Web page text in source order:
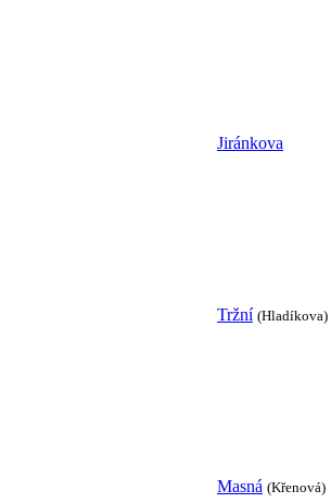
Jiránkova
Tržní (Hladíkova)
Masná (Křenová)